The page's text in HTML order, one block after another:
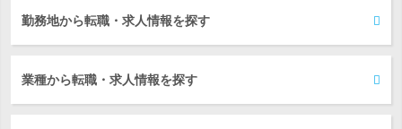
勤務地から転職・求人情報を探す
業種から転職・求人情報を探す